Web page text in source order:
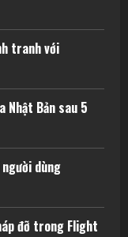
tranh với
Nhật Bản sau 5
dùng
đỡ trong Flight